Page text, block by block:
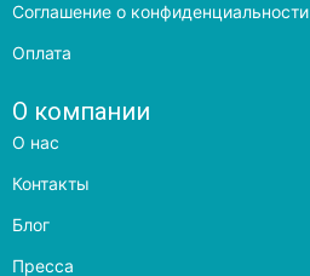
Соглашение о конфиденциальности
Оплата
О компании
О нас
Контакты
Блог
Пресса